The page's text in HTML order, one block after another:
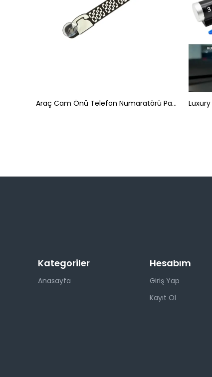
Araç Cam Önü Telefon Numaratörü Park Tel Pleksi Siyah Beyaz
Kategoriler
Anasayfa
Hesabım
Giriş Yap
Kayıt Ol